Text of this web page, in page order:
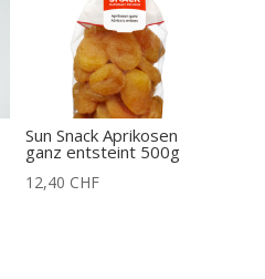
Sun Snack Aprikosen
ganz entsteint 500g
12,40 CHF